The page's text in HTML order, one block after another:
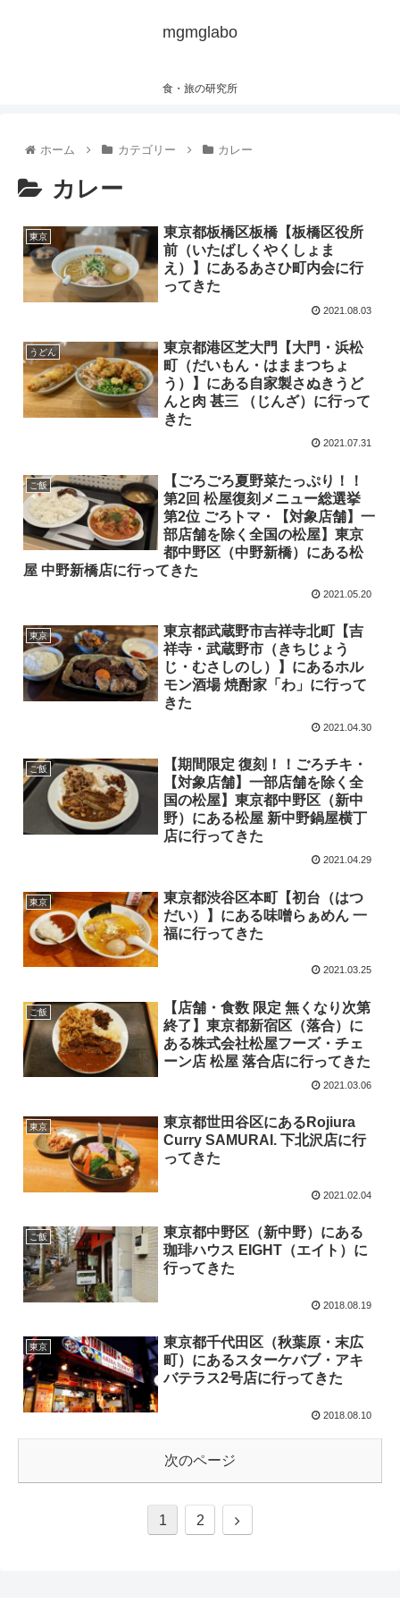
mgmglabo
食・旅の研究所
ホーム カテゴリー カレー
カレー
東京
東京都板橋区板橋【板橋区役所
前（いたばしくやくしょま
え）】にあるあさひ町内会に行
ってきた
2021.08.03
うどん
東京都港区芝大門【大門・浜松
町（だいもん・はままつちょ
う）】にある自家製さぬきうど
んと肉 甚三 （じんざ）に行って
きた
2021.07.31
ご飯
【ごろごろ夏野菜たっぷり！！
第2回 松屋復刻メニュー総選挙
第2位 ごろトマ・【対象店舗】一
部店舗を除く全国の松屋】東京
都中野区（中野新橋）にある松
屋 中野新橋店に行ってきた
2021.05.20
東京
東京都武蔵野市吉祥寺北町【吉
祥寺・武蔵野市（きちじょう
じ・むさしのし）】にあるホル
モン酒場 焼酎家「わ」に行って
きた
2021.04.30
ご飯
【期間限定 復刻！！ごろチキ・
【対象店舗】一部店舗を除く全
国の松屋】東京都中野区（新中
野）にある松屋 新中野鍋屋横丁
店に行ってきた
2021.04.29
東京
東京都渋谷区本町【初台（はつ
だい）】にある味噌らぁめん 一
福に行ってきた
2021.03.25
ご飯
【店舗・食数 限定 無くなり次第
終了】東京都新宿区（落合）に
ある株式会社松屋フーズ・チェ
ーン店 松屋 落合店に行ってきた
2021.03.06
東京
東京都世田谷区にあるRojiura
Curry SAMURAI. 下北沢店に行
ってきた
2021.02.04
ご飯
東京都中野区（新中野）にある
珈琲ハウス EIGHT（エイト）に
行ってきた
2018.08.19
東京
東京都千代田区（秋葉原・末広
町）にあるスターケバブ・アキ
バテラス2号店に行ってきた
2018.08.10
次のページ
1 2